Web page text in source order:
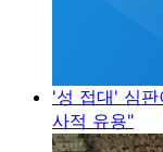
'성 접대' 심
사적 유용"